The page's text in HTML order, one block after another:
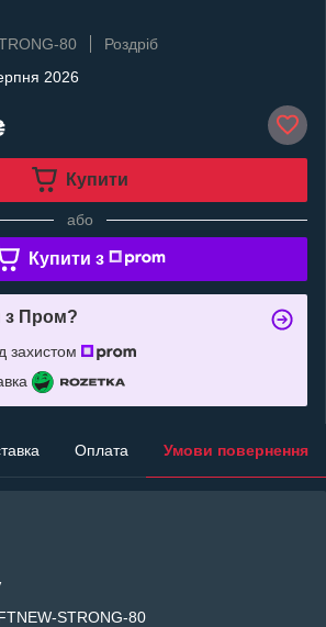
80
Роздріб
2026
Купити
або
Купити з
з Пром?
захистом
Оплата Умови повернення
STRONG-80